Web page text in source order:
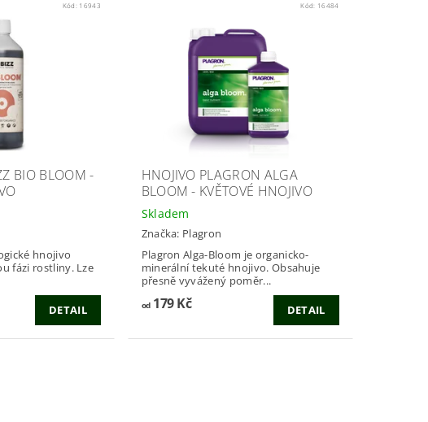
Kód: 16943
BIO BLOOM -
hnojivo
rostliny. Lze
DETAIL
Kód: 16484
HNOJIVO PLAGRON ALGA
BLOOM - KVĚTOVÉ HNOJIVO
Skladem
Značka: Plagron
Plagron Alga-Bloom je organicko-
minerální tekuté hnojivo. Obsahuje
přesně vyvážený poměr...
od179 Kč DETAIL